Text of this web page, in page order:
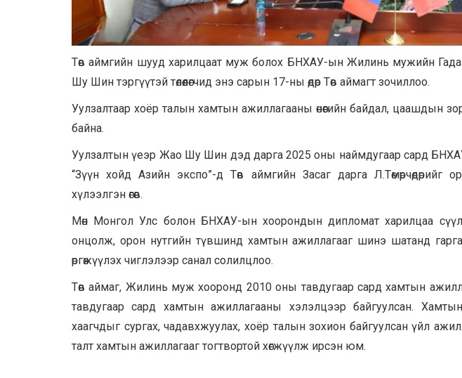
Төв аймгийн шууд харилцаат муж болох БНХАУ-ын Жилинь мужийн
Шу Шин тэргүүтэй төлөөлөгчид энэ сарын 17-ны өдөр Төв аймагт зочиллоо.
Уулзалтаар хоёр талын хамтын ажиллагааны өнөөгийн байдал, цаашдын
байна.
Уулзалтын үеэр Жао Шу Шин дэд дарга 2025 оны наймдугаар сард
“Зүүн хойд Азийн экспо”-д Төв аймгийн Засаг дарга
хүлээлгэн өгөв.
Мөн Монгол Улс болон БНХАУ-ын хоорондын дипломат харилцаа
онцолж, орон нутгийн түвшинд хамтын ажиллагааг шинэ шатанд
өргөжүүлэх чиглэлээр санал солилцлоо.
Төв аймаг, Жилинь муж хооронд 2010 оны тавдугаар сард хамтын
тавдугаар сард хамтын ажиллагааны хэлэлцээр байгуулсан.
хаагчдыг сургах, чадавхжуулах, хоёр талын зохион байгуулсан үйл
талт хамтын ажиллагааг тогтвортой хөгжүүлж ирсэн юм.